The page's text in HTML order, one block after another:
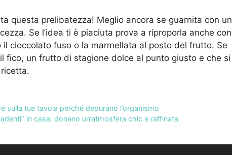
questa prelibatezza! Meglio ancora se guarnita con un
Se l’idea ti è piaciuta prova a riproporla anche con
cioccolato fuso o la marmellata al posto del frutto. Se
fico, un frutto di stagione dolce al punto giusto e che si
sulla tua tavola perché depurano l’organismo
in casa: donano un’atmosfera chic e raffinata